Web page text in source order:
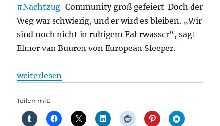
#Nachtzug-Community groß gefeiert. Doch der
Weg war schwierig, und er wird es bleiben. „Wir
sind noch nicht in ruhigem Fahrwasser“, sagt
Elmer van Buuren von European Sleeper.
„Bahnverkehr: European Sleeper nach Berlin:
weiterlesen
Teilen mit: